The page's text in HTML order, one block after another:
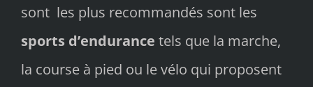
sont les plus recommandés sont les
sports d’endurance tels que la marche,
la course à pied ou le vélo qui proposent